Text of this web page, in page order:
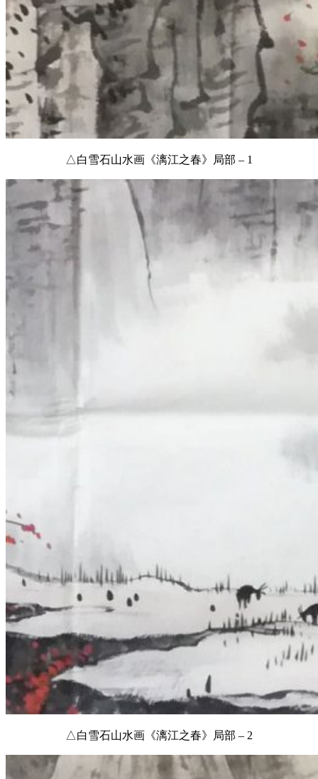
△白雪石山水画《漓江之春》局部 – 1
△白雪石山水画《漓江之春》局部 – 2